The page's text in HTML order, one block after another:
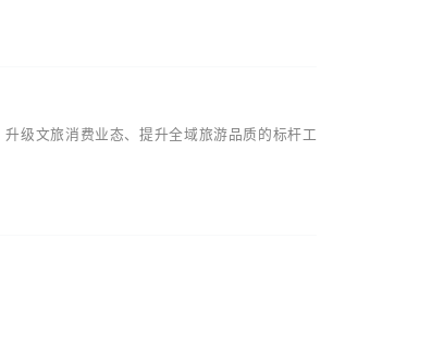
级文旅消费业态、提升全域旅游品质的标杆工